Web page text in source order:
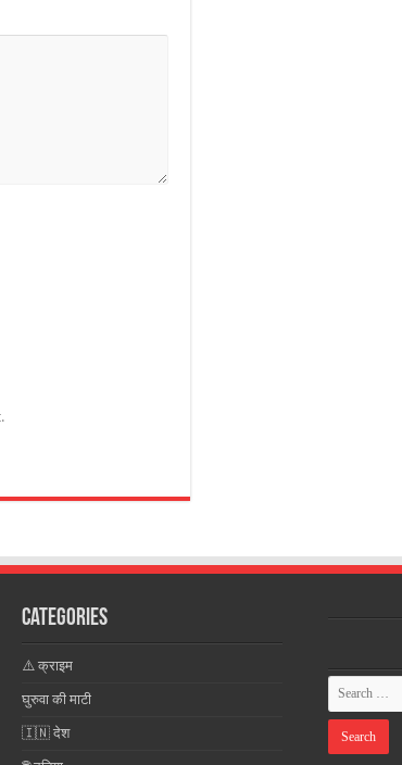
Categories
⚠️ क्राइम
घुरुवा की माटी
🇮🇳 देश